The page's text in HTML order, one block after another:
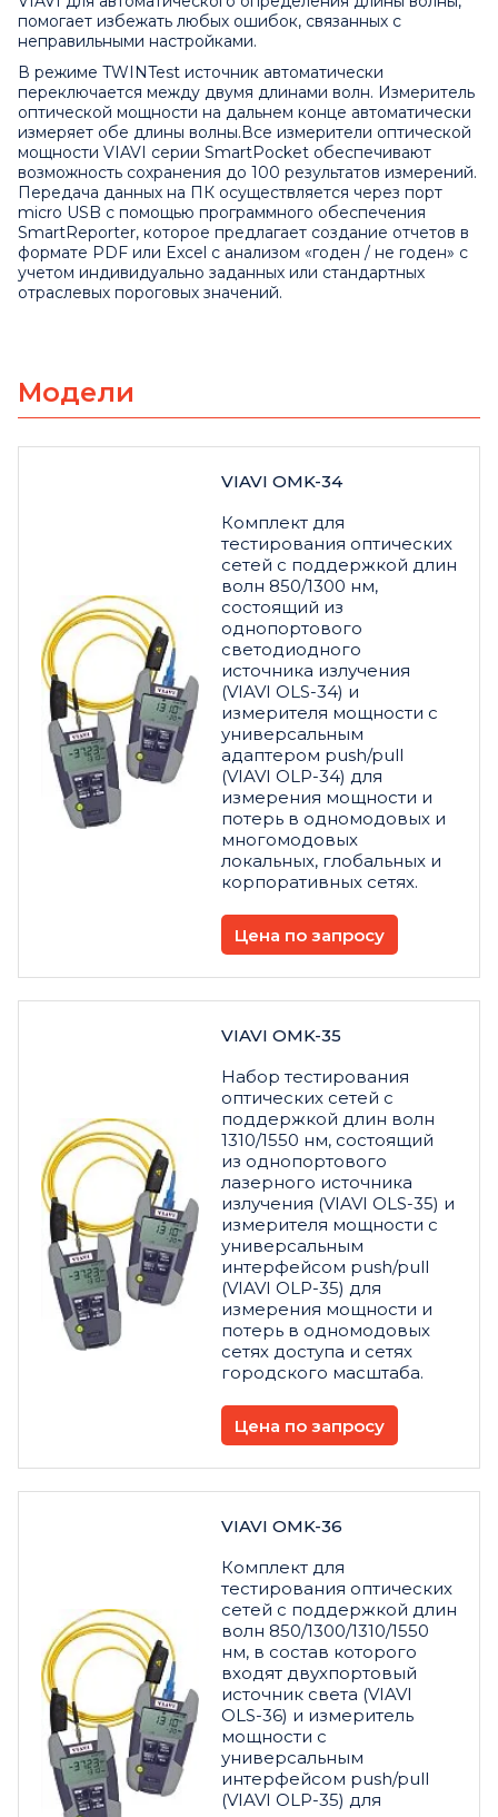
помогает избежать любых ошибок, связанных с
неправильными настройками.
В режиме TWINTest источник автоматически
переключается между двумя длинами волн. Измеритель
оптической мощности на дальнем конце автоматически
измеряет обе длины волны.Все измерители оптической
мощности VIAVI серии SmartPocket обеспечивают
возможность сохранения до 100 результатов измерений.
Передача данных на ПК осуществляется через порт
micro USB с помощью программного обеспечения
SmartReporter, которое предлагает создание отчетов в
формате PDF или Excel с анализом «годен / не годен» с
учетом индивидуально заданных или стандартных
отраслевых пороговых значений.
Модели
VIAVI OMK-34
Комплект для
тестирования оптических
сетей с поддержкой длин
волн 850/1300 нм,
состоящий из
однопортового
светодиодного
источника излучения
(VIAVI OLS-34) и
измерителя мощности с
универсальным
адаптером push/pull
(VIAVI OLP-34) для
измерения мощности и
потерь в одномодовых и
многомодовых
локальных, глобальных и
корпоративных сетях.
Цена по запросу
VIAVI OMK-35
Набор тестирования
оптических сетей с
поддержкой длин волн
1310/1550 нм, состоящий
из однопортового
лазерного источника
излучения (VIAVI OLS-35) и
измерителя мощности с
универсальным
интерфейсом push/pull
(VIAVI OLP-35) для
измерения мощности и
потерь в одномодовых
сетях доступа и сетях
городского масштаба.
Цена по запросу
VIAVI OMK-36
Комплект для
тестирования оптических
сетей с поддержкой длин
волн 850/1300/1310/1550
нм, в состав которого
входят двухпортовый
источник света (VIAVI
OLS-36) и измеритель
мощности с
универсальным
интерфейсом push/pull
(VIAVI OLP-35) для